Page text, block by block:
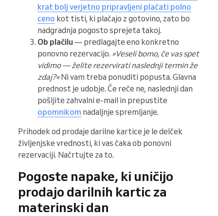
krat bolj verjetno pripravljeni plačati polno
ceno kot tisti, ki plačajo z gotovino, zato bo
nadgradnja pogosto sprejeta takoj.
Ob plačilu— predlagajte eno konkretno
ponovno rezervacijo. »Veseli bomo, če vas spet
vidimo — želite rezervirati naslednji termin že
zdaj?«Ni vam treba ponuditi popusta. Glavna
prednost je udobje. Če reče ne, naslednji dan
pošljite zahvalni e-mail in prepustite
opomnikom nadaljnje spremljanje.
Prihodek od prodaje darilne kartice je le delček
življenjske vrednosti, ki vas čaka ob ponovni
rezervaciji. Načrtujte za to.
Pogoste napake, ki uničijo
prodajo darilnih kartic za
materinski dan